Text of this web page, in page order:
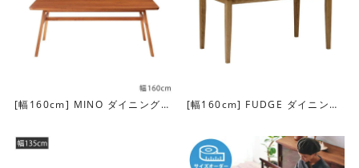
[幅160cm] MINO ダイニングテ
[幅160cm] FUDGE ダイニング